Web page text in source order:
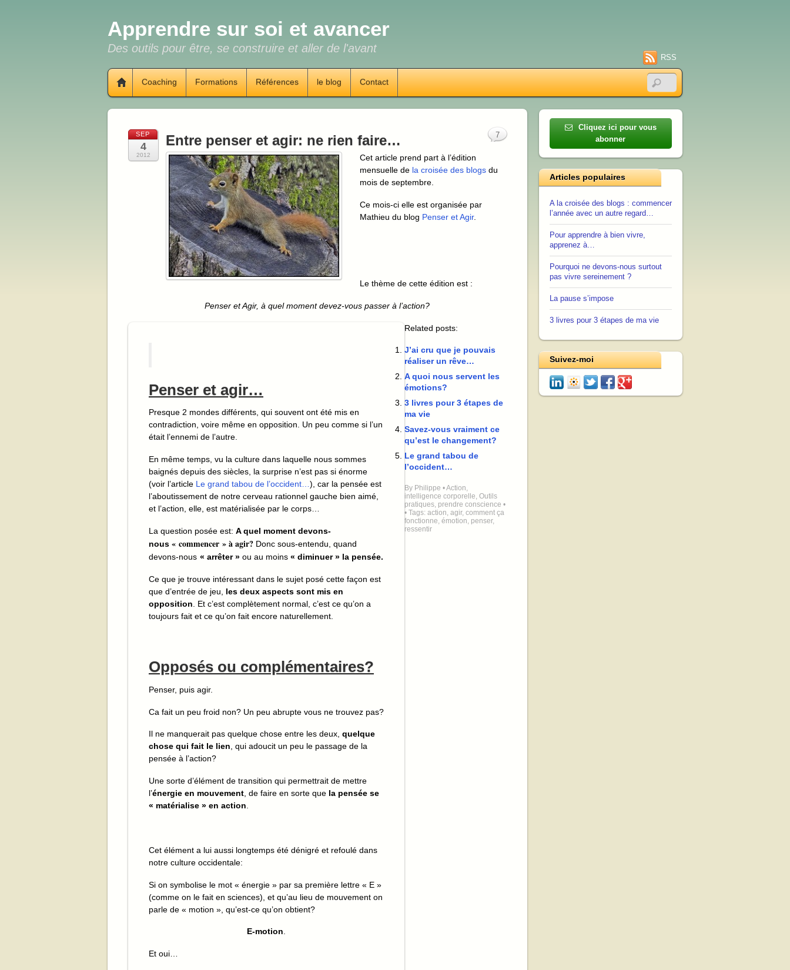
Apprendre sur soi et avancer
Des outils pour être, se construire et aller de l'avant
RSS
Coaching Formations Références le blog Contact
SEP
4
2012
Entre penser et agir: ne rien faire…
Cet article prend part à l’édition
mensuelle de la croisée des blogs du
mois de septembre.
Ce mois-ci elle est organisée par
Mathieu du blog Penser et Agir.
Le thème de cette édition est :
Penser et Agir, à quel moment devez-vous passer à l’action?
Penser et agir…
Presque 2 mondes différents, qui souvent ont été mis en
contradiction, voire même en opposition. Un peu comme si l’un
était l’ennemi de l’autre.
En même temps, vu la culture dans laquelle nous sommes
baignés depuis des siècles, la surprise n’est pas si énorme
(voir l’article Le grand tabou de l’occident… ), car la pensée est
l’aboutissement de notre cerveau rationnel gauche bien aimé,
et l’action, elle, est matérialisée par le corps…
La question posée est: A quel moment devons-
nous « commencer » à agir? Donc sous-entendu, quand
devons-nous « arrêter » ou au moins « diminuer » la pensée.
Ce que je trouve intéressant dans le sujet posé cette façon est
que d’entrée de jeu, les deux aspects sont mis en
opposition . Et c’est complètement normal, c’est ce qu’on a
toujours fait et ce qu’on fait encore naturellement.
Opposés ou complémentaires?
Penser, puis agir.
Ca fait un peu froid non? Un peu abrupte vous ne trouvez pas?
Il ne manquerait pas quelque chose entre les deux, quelque
chose qui fait le lien, qui adoucit un peu le passage de la
pensée à l’action?
Une sorte d’élément de transition qui permettrait de mettre
l’énergie en mouvement , de faire en sorte que la pensée se
« matérialise » en action
Cet élément a lui aussi longtemps été dénigré et refoulé dans
notre culture occidentale:
Si on symbolise le mot « énergie » par sa première lettre « E »
(comme on le fait en sciences), et qu’au lieu de mouvement on
parle de « motion », qu’est-ce qu’on obtient?
E-motion.
Et oui…
Related posts:
J’ai cru que je pouvais
réaliser un rêve…
A quoi nous servent les
émotions?
3 livres pour 3 étapes de
ma vie
Savez-vous vraiment ce
qu’est le changement?
Le grand tabou de
l’occident…
By Philippe •Action,
intelligence corporelle,Outils
pratiques, prendre conscience •
7
• Tags:action,agir,comment ça
fonctionne,émotion, penser,
ressentir
Cliquez ici pour vous
abonner
Articles populaires
A la croisée des blogs : commencer
l’année avec un autre regard…
Pour apprendre à bien vivre,
apprenez à…
Pourquoi ne devons-nous surtout
pas vivre sereinement ?
La pause s’impose
3 livres pour 3 étapes de ma vie
Suivez-moi